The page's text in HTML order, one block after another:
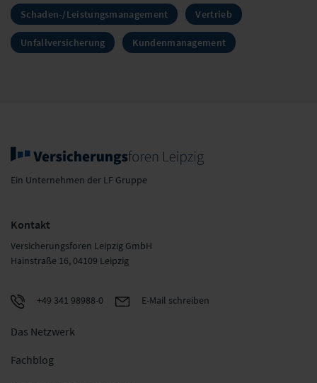
Schaden-/Leistungsmanagement Vertrieb
Unfallversicherung Kundenmanagement
Ein Unternehmen der LF Gruppe
Kontakt
Versicherungsforen Leipzig GmbH
Hainstraße 16, 04109 Leipzig
+49 341 98988-0 E-Mail schreiben
Das Netzwerk
Fachblog